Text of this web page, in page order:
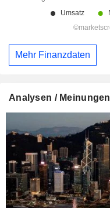
Mehr Finanzdaten
Analysen / Meinungen